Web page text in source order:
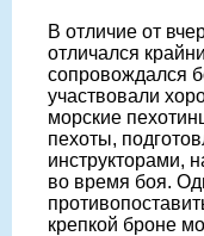
В отличие от
отличался
сопровождался
участвовали
морские
пехоты,
инструкторами,
во время боя.
крепкой броне